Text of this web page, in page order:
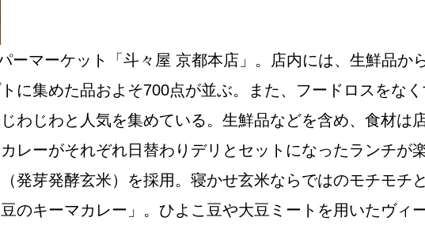
おすすめの映
誠光社で選び
紹介します。
ーマーケット「斗々屋 京都本店」。店内には、生鮮品か
に集めた品およそ700点が並ぶ。また、フードロスをな
わじわと人気を集めている。生鮮品などを含め、食材は
レーがそれぞれ日替わりデリとセットになったランチが
発芽発酵玄米）を採用。寝かせ玄米ならではのモチモチ
のキーマカレー」。ひよこ豆や大豆ミートを用いたヴィ